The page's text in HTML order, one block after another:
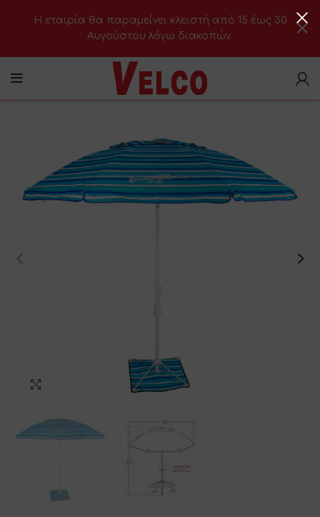
H εταιρία θα παραμείνει κλειστή από 15 έως 30
Αυγούστου λόγω διακοπών.